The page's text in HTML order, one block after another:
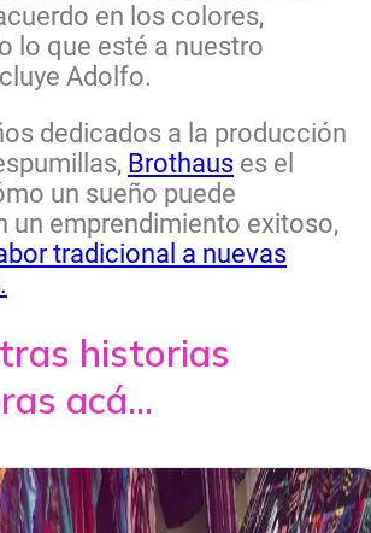
en los colores,
lo que esté a nuestro
Adolfo.
dedicados a la producción
Brothaus es el
un sueño puede
un emprendimiento exitoso,
tradicional a nuevas
historias
acá...